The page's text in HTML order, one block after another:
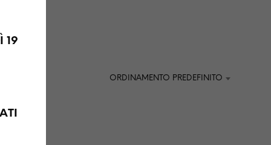
ORDINAMENTO PREDEFINITO
19